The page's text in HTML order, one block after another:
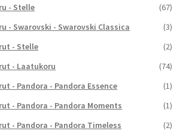
- Stelle
(67)
- Swarovski - Swarovski Classica
(3)
- Stelle
(2)
- Laatukoru
(74)
- Pandora - Pandora Essence
(1)
- Pandora - Pandora Moments
(1)
- Pandora - Pandora Timeless
(2)